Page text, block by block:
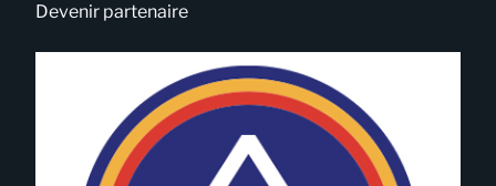
Devenir partenaire